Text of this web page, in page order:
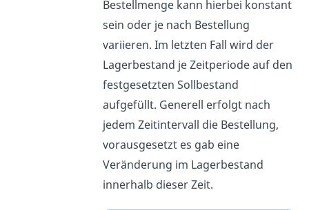
Bestellmenge kann hierbei konstant
sein oder je nach Bestellung
variieren. Im letzten Fall wird der
Lagerbestand je Zeitperiode auf den
festgesetzten Sollbestand
aufgefüllt. Generell erfolgt nach
jedem Zeitintervall die Bestellung,
vorausgesetzt es gab eine
Veränderung im Lagerbestand
innerhalb dieser Zeit.